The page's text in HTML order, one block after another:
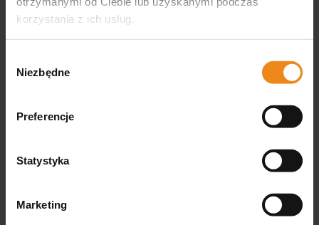
korzystania z ich usług.
zgody
Niezbędne
Preferencje
Statystyka
Marketing